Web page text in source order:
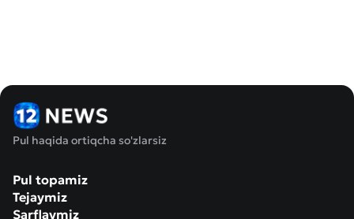
Pul haqida ortiqcha so'zlarsiz
Pul topamiz
Tejaymiz
Sarflaymiz